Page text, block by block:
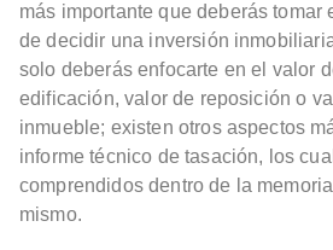
más importante que deberás tomar
de decidir una inversión
solo deberás enfocarte en el valor
edificación, valor de reposición o
inmueble; existen otros aspectos
informe técnico de tasación, los
comprendidos dentro de la
mismo.